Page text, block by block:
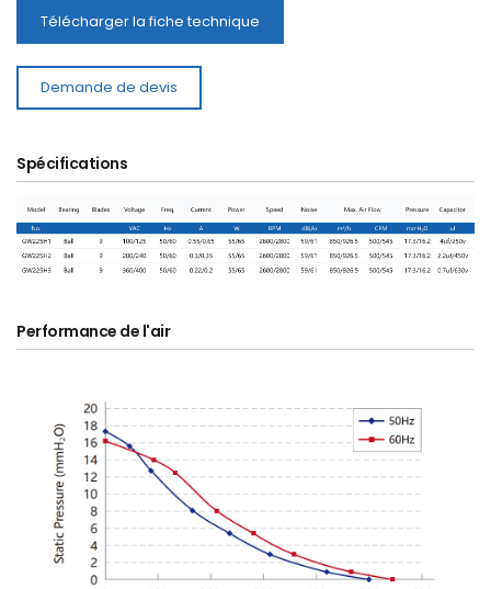
Télécharger la fiche technique
Demande de devis
Spécifications
Performance de l'air